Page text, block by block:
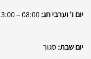
יום ו' וערבי חג:
יום שבת:סגור